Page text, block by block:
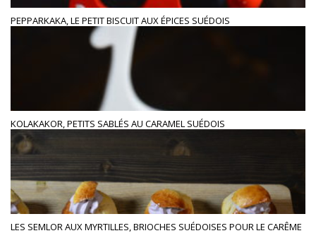
PEPPARKAKA, LE PETIT BISCUIT AUX ÉPICES SUÉDOIS
KOLAKAKOR, PETITS SABLÉS AU CARAMEL SUÉDOIS
LES SEMLOR AUX MYRTILLES, BRIOCHES SUÉDOISES POUR LE CARÊME